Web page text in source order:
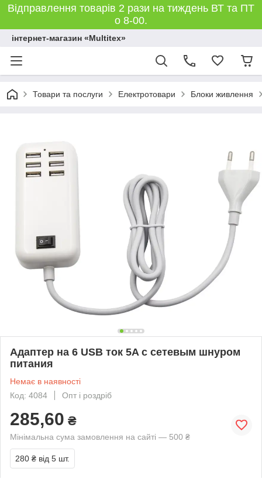
Відправлення товарів 2 рази на тиждень ВТ та ПТ
о 8-00.
інтернет-магазин «Multitex»
Товари та послуги Електротовари Блоки живлення
Адаптер на 6 USB ток 5A с сетевым шнуром
питания
Немає в наявності
Код: 4084
Опт і роздріб
285,60 ₴
Мінімальна сума замовлення на сайті — 500 ₴
280 ₴ від 5 шт.